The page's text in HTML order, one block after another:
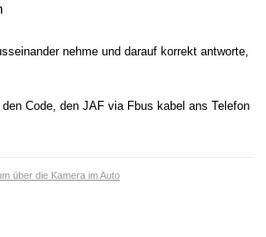
nehme und darauf korrekt antworte,
Code, den JAF via Fbus kabel ans Telefon
über die Kamera im Auto